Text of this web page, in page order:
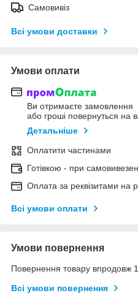
Самовивіз
Всі умови доставки
Умови оплати
Ви отримаєте замовлення
або гроші повернуться на
Детальніше
Оплатити частинами
Готівкою - при
Оплата за реквізитами на
Всі умови оплати
Умови повернення
Повернення товару впродовж
Всі умови повернення